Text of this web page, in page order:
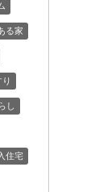
る家
し
住宅